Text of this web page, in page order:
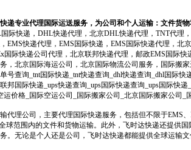
递专业代理国际运送服务，为公司和个人运输：文件货
际快递，DHL快递代理，北京DHL快递代理，TNT代理
EMS快递代理，EMS国际快递，EMS国际快递代理，北
国际快递公司代理，北京联邦快递代理，邮政EMS国际
，北京国际海运公司，北京国际物流公司服务，国际搬
单号查询_tnt国际快递_tnt快递查询_dhl快递查询_dhl国际
邦国际快递_ups快递查询_ups国际快递查询_ups国际快
运价格_国际空运公司_国际搬家公司_北京国际搬家公司_
代理公司，主要代理国际快递服务，包括但不限于EMS
球范围内的文件和货物运输。此外，飞时达快递还提供
。无论是个人还是公司，飞时达快递都能提供全球运输